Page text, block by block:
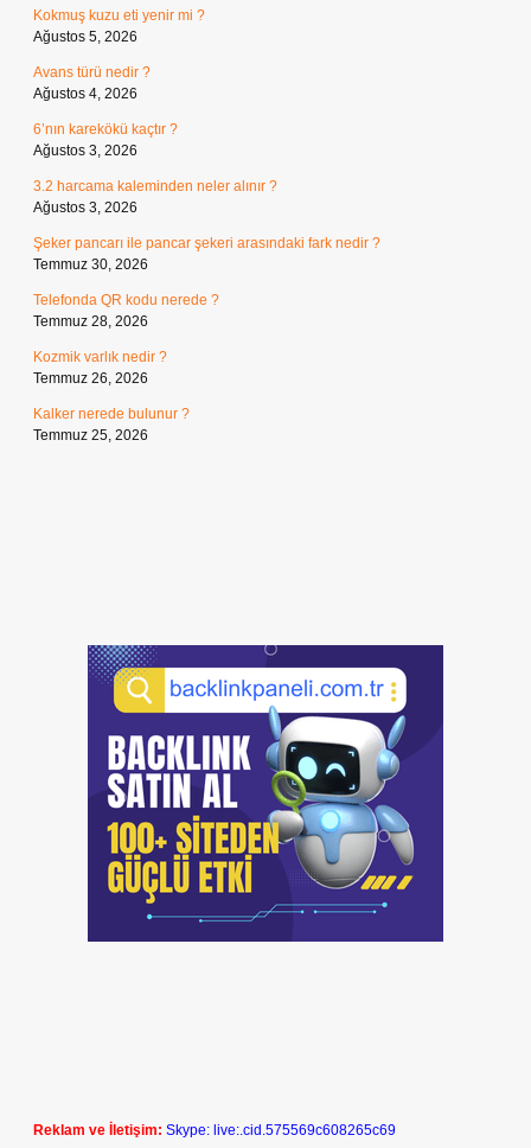
Kokmuş kuzu eti yenir mi ?
Ağustos 5, 2026
Avans türü nedir ?
Ağustos 4, 2026
6’nın karekökü kaçtır ?
Ağustos 3, 2026
3.2 harcama kaleminden neler alınır ?
Ağustos 3, 2026
Şeker pancarı ile pancar şekeri arasındaki fark nedir ?
Temmuz 30, 2026
Telefonda QR kodu nerede ?
Temmuz 28, 2026
Kozmik varlık nedir ?
Temmuz 26, 2026
Kalker nerede bulunur ?
Temmuz 25, 2026
Reklam ve İletişim: Skype: live:.cid.575569c608265c69